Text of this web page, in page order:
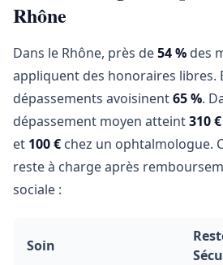
Rhône
Dans le Rhône, près de54 % des
appliquent des honoraires libres.
dépassements avoisinent65 %.
dépassement moyen atteint310 €
et 100 € chez un ophtalmologue.
reste à charge après
sociale :
Soin
Sécu